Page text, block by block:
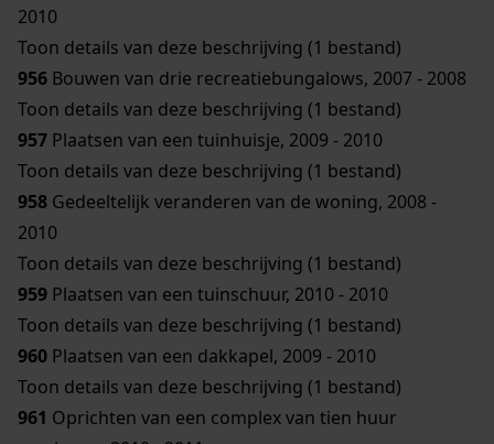
2010
Toon details van deze beschrijving (1 bestand)
956 Bouwen van drie recreatiebungalows, 2007 - 2008
Toon details van deze beschrijving (1 bestand)
957 Plaatsen van een tuinhuisje, 2009 - 2010
Toon details van deze beschrijving (1 bestand)
958 Gedeeltelijk veranderen van de woning, 2008 -
2010
Toon details van deze beschrijving (1 bestand)
959 Plaatsen van een tuinschuur, 2010 - 2010
Toon details van deze beschrijving (1 bestand)
960 Plaatsen van een dakkapel, 2009 - 2010
Toon details van deze beschrijving (1 bestand)
961 Oprichten van een complex van tien huur